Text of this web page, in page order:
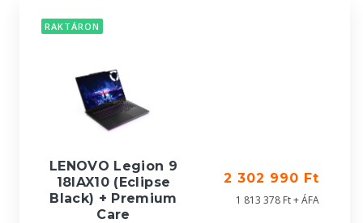
RAKTÁRON
LENOVO Legion 9
18IAX10 (Eclipse
Black) + Premium
Care
2 302 990 Ft
1 813 378 Ft + ÁFA